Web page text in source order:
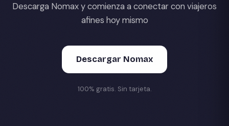
Descarga Nomax y comienza a conectar con viajeros
afines hoy mismo
Descargar Nomax
100% gratis. Sin tarjeta.